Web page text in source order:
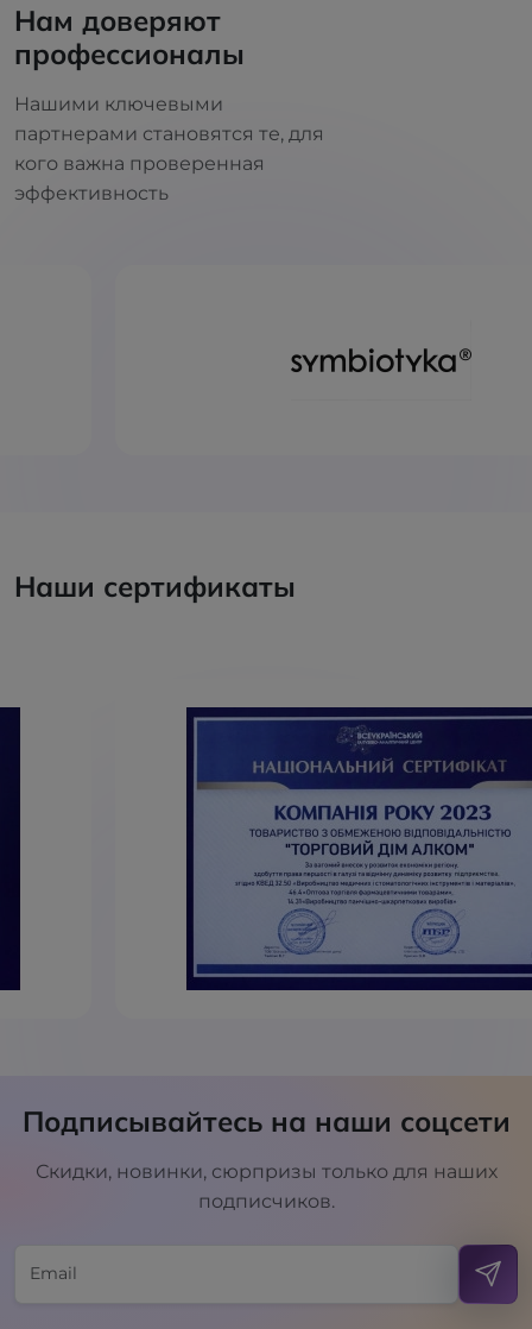
Нам доверяют
профессионалы
Нашими ключевыми
партнерами становятся те, для
кого важна проверенная
эффективность
Наши сертификаты
Подписывайтесь на наши соцсети
Скидки, новинки, сюрпризы только для наших
подписчиков.